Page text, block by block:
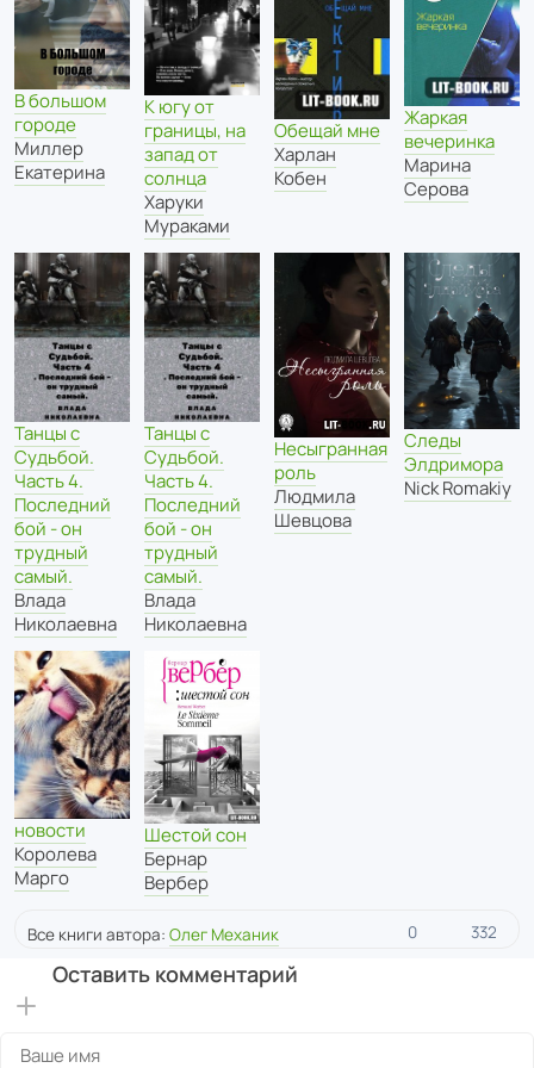
В большом
городе
Миллер
Екатерина
К югу от
границы, на
запад от
солнца
Харуки
Мураками
Обещай мне
Харлан
Кобен
Жаркая
вечеринка
Марина
Серова
Танцы с
Судьбой.
Часть 4.
Последний
бой - он
трудный
самый.
Влада
Николаевна
Танцы с
Судьбой.
Часть 4.
Последний
бой - он
трудный
самый.
Влада
Николаевна
Несыгранная
роль
Людмила
Шевцова
Следы
Элдримора
Nick Romakiy
новости
Королева
Марго
Шестой сон
Бернар
Вербер
Все книги автора: Олег Механик 0 332
Оставить комментарий